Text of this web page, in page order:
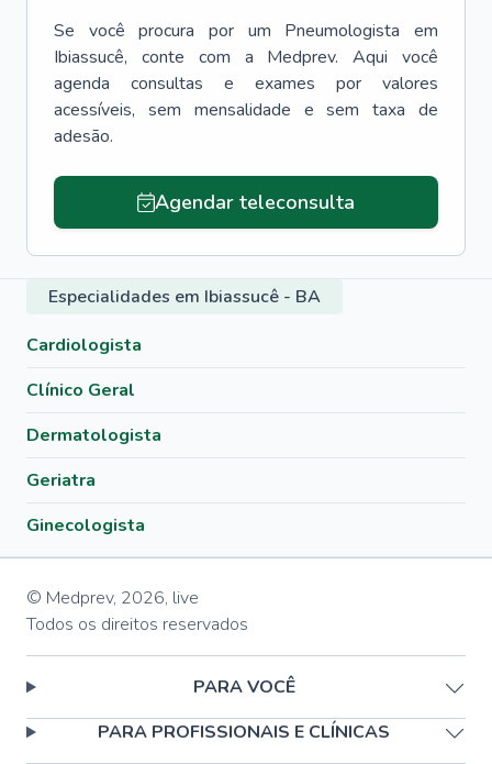
Se você procura por um Pneumologista
em
Ibiassucê, conte com a Medprev. Aqui você
agenda consultas e exames por valores
acessíveis, sem mensalidade e sem taxa de
adesão.
Agendar teleconsulta
Especialidades em Ibiassucê - BA
Cardiologista
Clínico Geral
Dermatologista
Geriatra
Ginecologista
© Medprev, 2026, live
Todos os direitos reservados
PARA VOCÊ
PARA PROFISSIONAIS E CLÍNICAS